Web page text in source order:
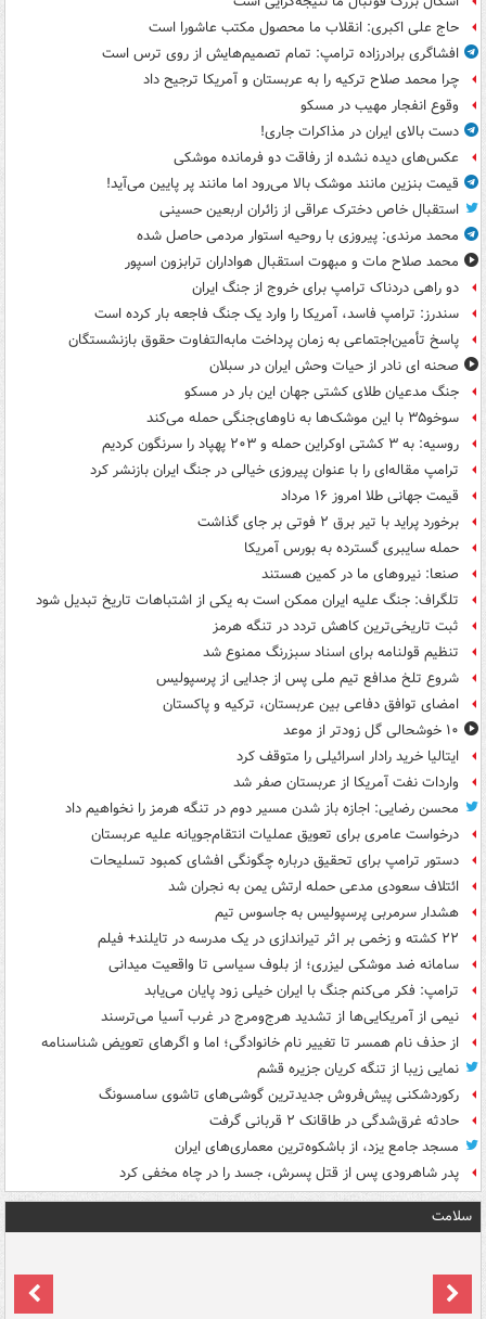
حاج علی اکبری: انقلاب ما محصول مکتب عاشورا است
افشاگری برادرزاده ترامپ: تمام تصمیم‌هایش از روی ترس است
چرا محمد صلاح ترکیه را به عربستان و آمریکا ترجیح داد
وقوع انفجار مهیب در مسکو
دست بالای ایران در مذاکرات جاری!
عکس‌های دیده نشده از رفاقت دو فرمانده‌ موشکی
قیمت بنزین مانند موشک بالا می‌رود اما مانند پر پایین می‌آید!
استقبال خاص دخترک عراقی از زائران اربعین حسینی
محمد مرندی: پیروزی با روحیه استوار مردمی حاصل شده
محمد صلاح مات و مبهوت استقبال هواداران ترابزون اسپور
دو راهی دردناک ترامپ برای خروج از جنگ ایران
سندرز: ترامپ فاسد، آمریکا را وارد یک جنگ فاجعه بار کرده است
پاسخ تأمین‌اجتماعی به زمان پرداخت مابه‌التفاوت حقوق بازنشستگان
صحنه ای نادر از حیات وحش ایران در سبلان
جنگ مدعیان طلای کشتی جهان این بار در مسکو
سوخو۳۵ با این موشک‌ها به ناوهای‌جنگی حمله می‌کند
روسیه: به ۳ کشتی اوکراین حمله و ۲۰۳ پهپاد را سرنگون کردیم
ترامپ مقاله‌ای را با عنوان پیروزی خیالی در جنگ ایران بازنشر کرد
قیمت جهانی طلا امروز ۱۶ مرداد
برخورد پراید با تیر برق ۲ فوتی بر جای گذاشت
حمله سایبری گسترده به بورس آمریکا
صنعا: نیروهای ما در کمین‌ هستند
تلگراف: جنگ علیه ایران ممکن است به یکی از اشتباهات تاریخ تبدیل شود
ثبت تاریخی‌ترین کاهش تردد در تنگه هرمز
تنظیم قولنامه برای اسناد سبزرنگ ممنوع شد
شروع تلخ مدافع تیم ملی پس از جدایی از پرسپولیس
امضای توافق دفاعی بین عربستان، ترکیه و پاکستان
۱۰ خوشحالی گل زودتر از موعد
ایتالیا خرید رادار اسرائیلی را متوقف کرد
واردات نفت آمریکا از عربستان صفر شد
محسن رضایی: اجازه باز شدن مسیر دوم در تنگه هرمز را نخواهیم داد
درخواست عامری برای تعویق عملیات انتقام‌جویانه علیه عربستان
دستور ترامپ برای تحقیق درباره چگونگی افشای کمبود تسلیحات
ائتلاف سعودی مدعی حمله ارتش یمن به نجران شد
هشدار سرمربی پرسپولیس به جاسوس تیم
۲۲ کشته و زخمی بر اثر تیراندازی در یک مدرسه در تایلند+ فیلم
سامانه ضد موشکی لیزری؛ از بلوف سیاسی تا واقعیت میدانی
ترامپ: فکر می‌کنم جنگ با ایران خیلی زود پایان می‌یابد
نیمی از آمریکایی‌ها از تشدید هرج‌ومرج در غرب آسیا می‌ترسند
از حذف نام همسر تا تغییر نام خانوادگی؛ اما و اگرهای تعویض شناسنامه
نمایی زیبا از تنگه کریان جزیره قشم
رکوردشکنی پیش‌فروش جدیدترین گوشی‌های تاشوی سامسونگ
حادثه غرق‌شدگی در طاقانک ۲ قربانی گرفت
مسجد جامع یزد، از باشکوه‌ترین معماری‌های ایران
پدر شاهرودی پس از قتل پسرش، جسد را در چاه مخفی کرد
سلامت